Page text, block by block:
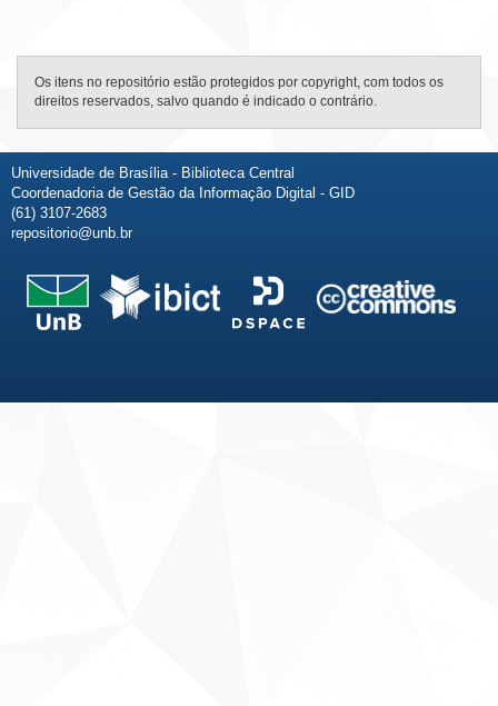
Os itens no repositório estão protegidos por copyright, com todos os
direitos reservados, salvo quando é indicado o contrário.
Universidade de Brasília - Biblioteca Central
Coordenadoria de Gestão da Informação Digital - GID
(61) 3107-2683
repositorio@unb.br